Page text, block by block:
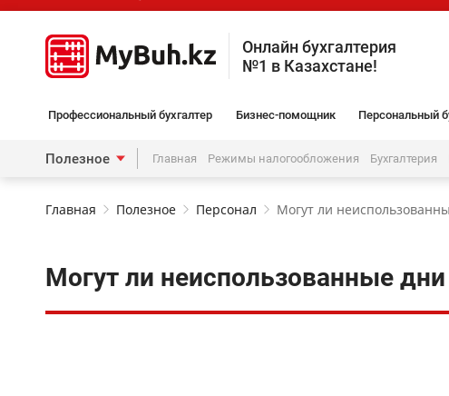
Онлайн бухгалтерия
№1 в Казахстане!
Профессиональный бухгалтер Бизнес-помощник Персональный
Полезное Главная Режимы налогообложения Бухгалтерия
Главная Полезное Персонал Могут ли
Могут ли неиспользованные дни